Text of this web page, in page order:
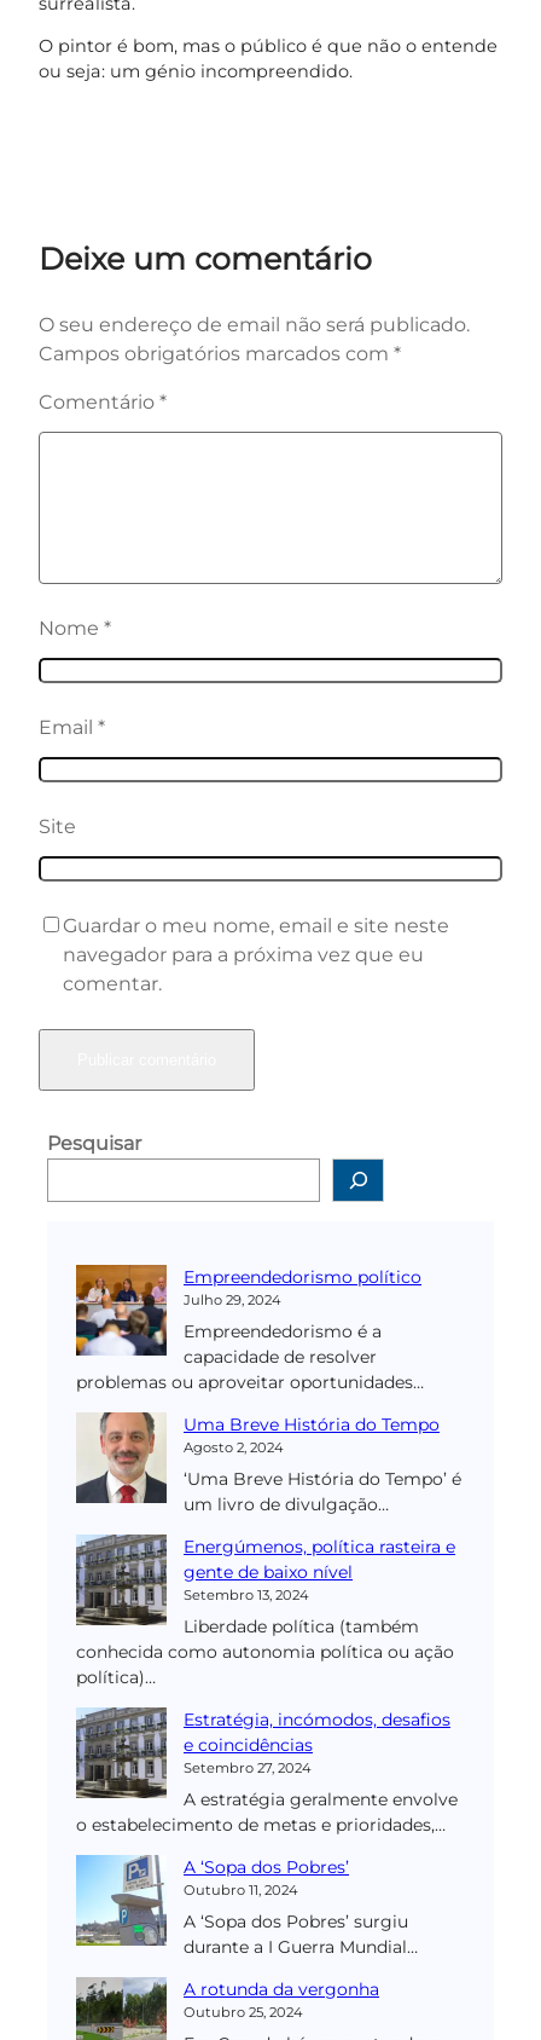
O pintor é bom, mas o público é que não o entende
ou seja: um génio incompreendido.
Deixe um comentário
O seu endereço de email não será publicado.
Campos obrigatórios marcados com *
Comentário *
Nome *
Email *
Site
Guardar o meu nome, email e site neste
navegador para a próxima vez que eu
comentar.
Pesquisar
Empreendedorismo político
Julho 29, 2024
Empreendedorismo é a
capacidade de resolver
problemas ou aproveitar oportunidades…
Uma Breve História do Tempo
Agosto 2, 2024
‘Uma Breve História do Tempo’ é
um livro de divulgação…
Energúmenos, política rasteira e
gente de baixo nível
Setembro 13, 2024
Liberdade política (também
conhecida como autonomia política ou ação
política)…
Estratégia, incómodos, desafios
e coincidências
Setembro 27, 2024
A estratégia geralmente envolve
o estabelecimento de metas e prioridades,…
A ‘Sopa dos Pobres’
Outubro 11, 2024
A ‘Sopa dos Pobres’ surgiu
durante a I Guerra Mundial…
A rotunda da vergonha
Outubro 25, 2024